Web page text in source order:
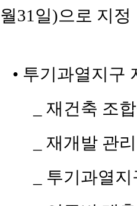
월31일)으로 지정
• 투기과열지구
_ 재건축 조
_ 재개발 관
_ 투기과열